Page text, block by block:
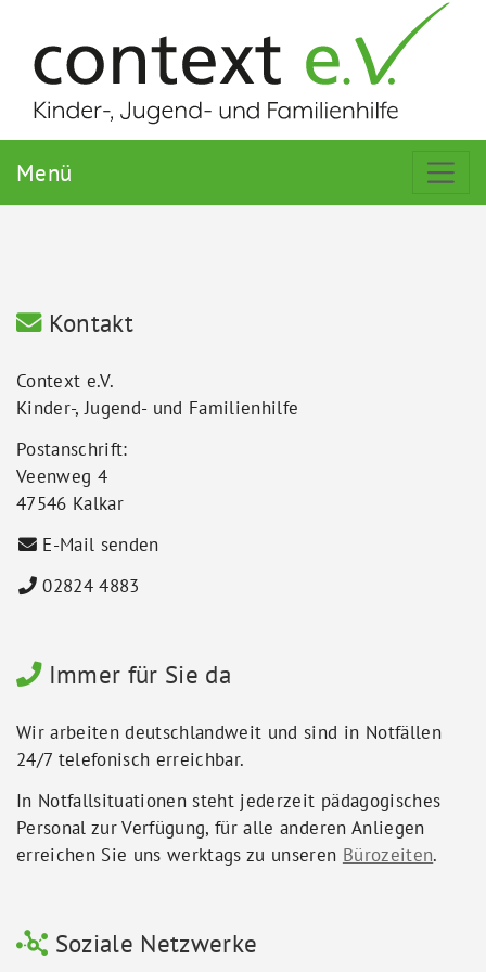
Menü
Kontakt
Context e.V.
Kinder-, Jugend- und Familienhilfe
Postanschrift:
Veenweg 4
47546 Kalkar
E-Mail senden
02824 4883
Immer für Sie da
Wir arbeiten deutschlandweit und sind in Notfällen
24/7 telefonisch erreichbar.
In Notfallsituationen steht jederzeit pädagogisches
Personal zur Verfügung, für alle anderen Anliegen
erreichen Sie uns werktags zu unseren Bürozeiten.
Soziale Netzwerke